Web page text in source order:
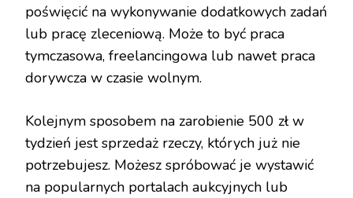
poświęcić na wykonywanie dodatkowych zadań
lub pracę zleceniową. Może to być praca
tymczasowa, freelancingowa lub nawet praca
dorywcza w czasie wolnym.
Kolejnym sposobem na zarobienie 500 zł w
tydzień jest sprzedaż rzeczy, których już nie
potrzebujesz. Możesz spróbować je wystawić
na popularnych portalach aukcyjnych lub